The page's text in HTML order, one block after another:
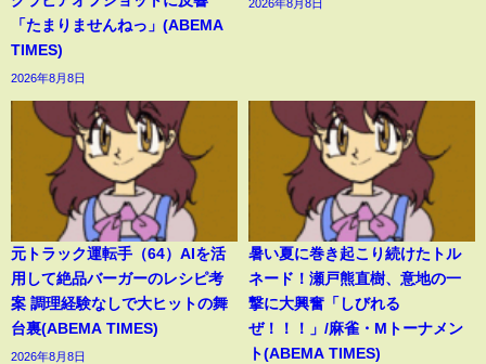
「たまりませんねっ」(ABEMA
TIMES)
2026年8月8日
2026年8月8日
元トラック運転手（64）AIを活
用して絶品バーガーのレシピ考
案 調理経験なしで大ヒットの舞
台裏(ABEMA TIMES)
2026年8月8日
暑い夏に巻き起こり続けたトル
ネード！瀬戸熊直樹、意地の一
撃に大興奮「しびれる
ぜ！！！」/麻雀・Mトーナメン
ト(ABEMA TIMES)